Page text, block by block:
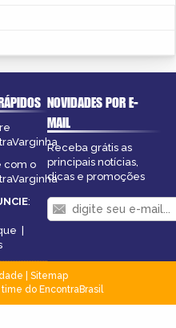
com o
:
|
NOVIDADES POR E-
MAIL
Receba grátis as
principais notícias,
dicas e promoções
Sitemap
do EncontraBrasil